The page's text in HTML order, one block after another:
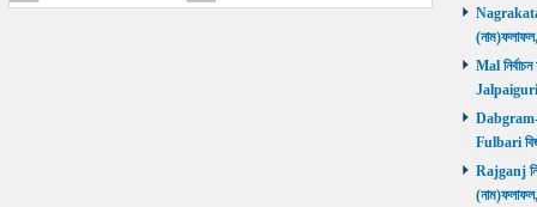
Nagrakata
Mal
Jalpaiguri
Dabgram-
Fulbari
Rajganj